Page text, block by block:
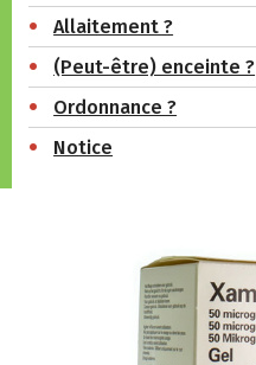
Allaitement ?
(Peut-être) enceinte ?
Ordonnance ?
Notice